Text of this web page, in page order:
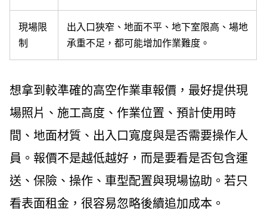
現場限
制
出入口狹窄、地面不平、地下室限高、場地
承重不足，都可能增加作業難度。
想拿到較準確的高空作業車報價，最好提供現
場照片、施工高度、作業位置、預計使用時
間、地面材質、出入口寬度與是否需要操作人
員。報價不是越低越好，而是要看是否包含運
送、保險、操作、車型配置與現場協助。若只
看表面租金，很容易忽略後續追加成本。